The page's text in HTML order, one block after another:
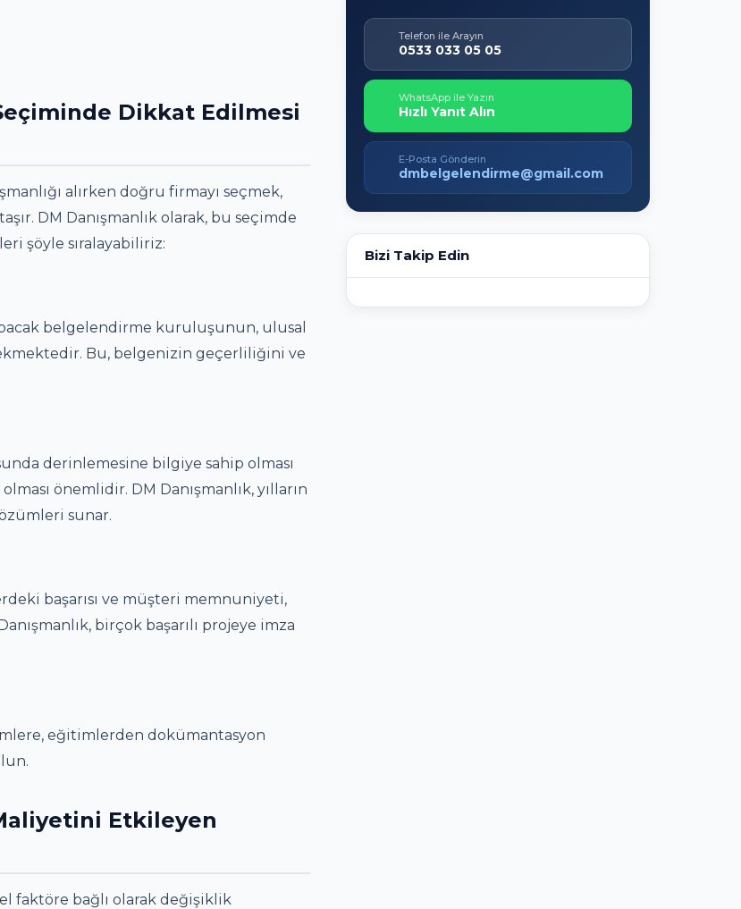
Dikkat Edilmesi
alırken doğru firmayı seçmek,
DM Danışmanlık olarak, bu seçimde
şöyle sıralayabiliriz:
belgelendirme kuruluşunun, ulusal
Bu, belgenizin geçerliliğini ve
derinlemesine bilgiye sahip olması
önemlidir. DM Danışmanlık, yılların
sunar.
başarısı ve müşteri memnuniyeti,
birçok başarılı projeye imza
eğitimlerden dokümantasyon
Etkileyen
faktöre bağlı olarak değişiklik
Telefon ile Arayın
0533 033 05 05
WhatsApp ile Yazın
Hızlı Yanıt Alın
E-Posta Gönderin
dmbelgelendirme@gmail.com
Bizi Takip Edin